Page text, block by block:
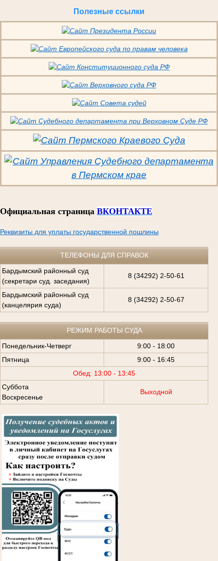
Полезные ссылки
Официальная страница ВКОНТАКТЕ
Реквизиты для уплаты государственной пошлины
ТЕЛЕФОНЫ ДЛЯ СПРАВОК
Бардымский районный суд
(секретари суд. заседания)
8 (34292) 2-50-61
Бардымский районный суд
(канцелярия суда)
8 (34292) 2-50-67
РЕЖИМ РАБОТЫ СУДА
Понедельник-Четверг
9:00 - 18:00
Пятница
9:00 - 16:45
Обед: 13:00 - 13:45
Суббота
Воскресенье
Выходной